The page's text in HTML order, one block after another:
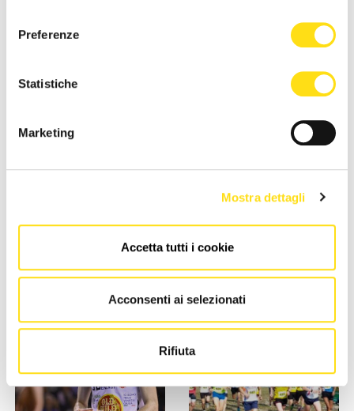
Preferenze
Statistiche
Marketing
Mostra dettagli
Accetta tutti i cookie
Acconsenti ai selezionati
Rifiuta
10 Dicembre 2025
sport centre
13 Giugno 2024